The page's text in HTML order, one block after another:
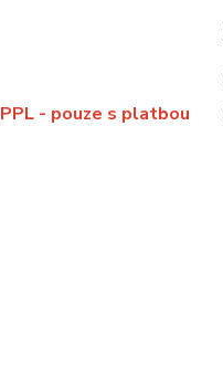
- pouze s platbou